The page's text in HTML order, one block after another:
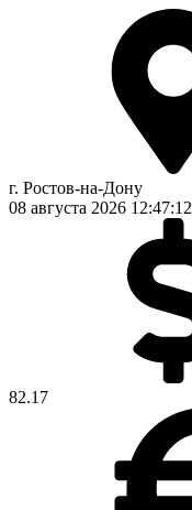
г. Ростов-на-Дону
08 августа 2026 12:47:13
82.17